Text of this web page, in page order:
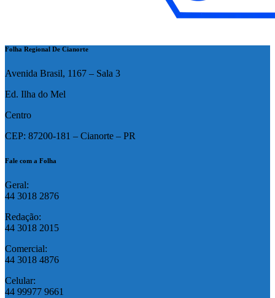
Folha Regional De Cianorte
Avenida Brasil, 1167 – Sala 3
Ed. Ilha do Mel
Centro
CEP: 87200-181 – Cianorte – PR
Fale com a Folha
Geral:
44 3018 2876
Redação:
44 3018 2015
Comercial:
44 3018 4876
Celular:
44 99977 9661